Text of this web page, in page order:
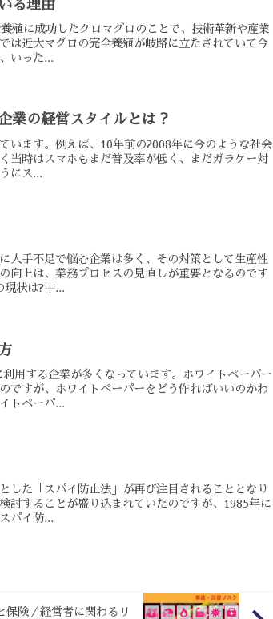
る理由
殖に成功したクロマグロのことで、技術革新や産業
は近大マグロの完全養殖が岐路に立たされていて今
いった...
業の経営スタイルとは？
います。例えば、10年前の2008年に今のような社会
当時はスマホもまだ普及率が低く、まだガラケー対
にス...
人手不足で悩む企業は多く、その対策として生産性
向上は、業務プロセスの見直しが重要となるのです
現状は?中...
用する企業が多くなっています。ホワイトペーパー
ですが、ホワイトペーパーをどう作ればいいのかわ
トペーパ...
した「スパイ防止法」が再び注目されることとなり
討することが盛り込まれていたのですが、1985年に
パイ防...
保険／経営者に関わるリ